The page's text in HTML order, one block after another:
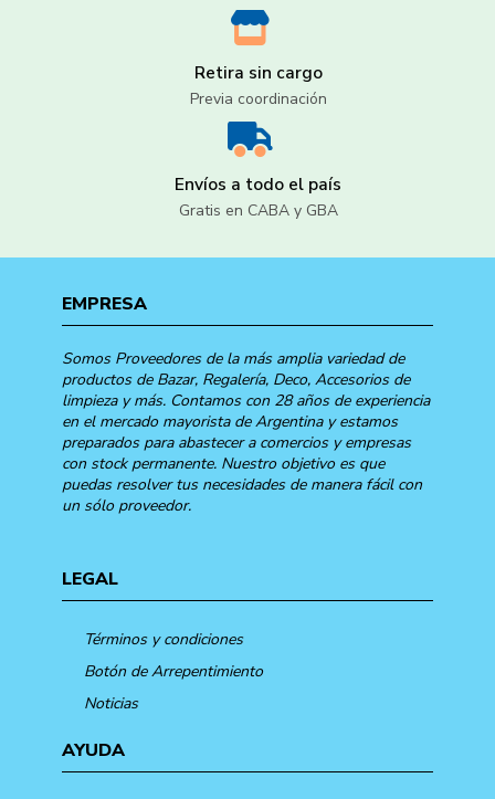
Retira sin cargo
Previa coordinación
Envíos a todo el país
Gratis en CABA y GBA
EMPRESA
Somos Proveedores de la más amplia variedad de
productos de Bazar, Regalería, Deco, Accesorios de
limpieza y más. Contamos con 28 años de experiencia
en el mercado mayorista de Argentina y estamos
preparados para abastecer a comercios y empresas
con stock permanente. Nuestro objetivo es que
puedas resolver tus necesidades de manera fácil con
un sólo proveedor.
LEGAL
Términos y condiciones
Botón de Arrepentimiento
Noticias
AYUDA